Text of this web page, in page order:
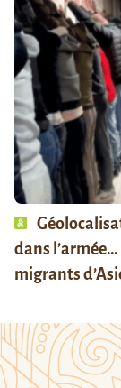
dans
migrants